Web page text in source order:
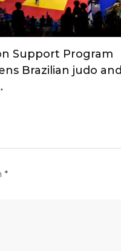
Support Program
Brazilian judo and
*